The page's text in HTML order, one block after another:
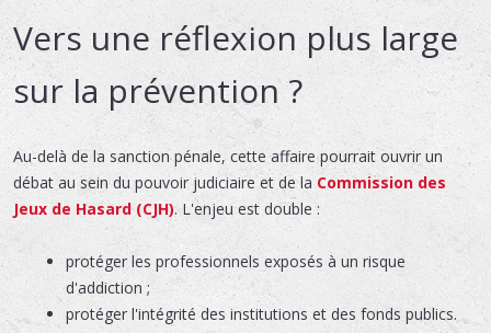
Vers une réflexion plus large
sur la prévention ?
Au-delà de la sanction pénale, cette affaire pourrait ouvrir un
débat au sein du pouvoir judiciaire et de la Commission des
Jeux de Hasard (CJH). L'enjeu est double :
protéger les professionnels exposés à un risque
d'addiction ;
protéger l'intégrité des institutions et des fonds publics.